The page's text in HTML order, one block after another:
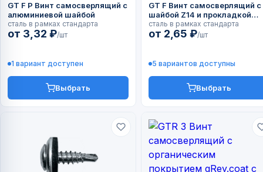
GT F P Винт самосверлящий с
алюминиевой шайбой
сталь в рамках стандарта
от 3,32 ₽/шт
1 вариант доступен
Выбрать
GT F Винт самосверлящий с
шайбой Z14 и прокладкой
EPDM
сталь в рамках стандарта
от 2,65 ₽/шт
5 вариантов доступны
Выбрать